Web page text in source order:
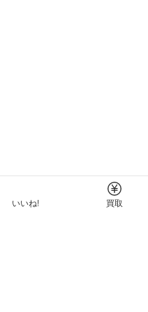
いいね! 買取